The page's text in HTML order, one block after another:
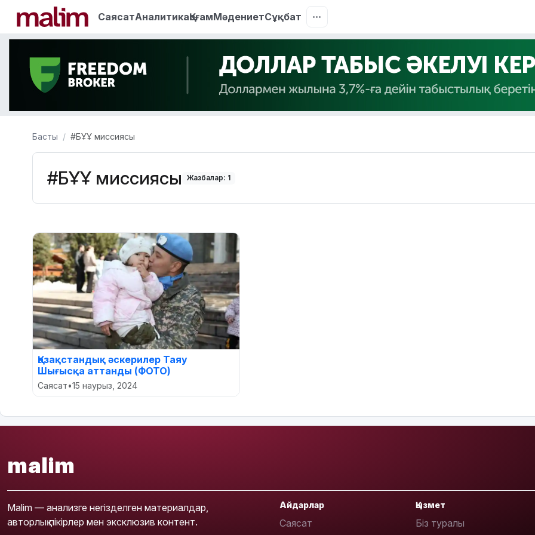
СаясатАналитикаҚоғамМәдениетСұқбат
Басты #БҰҰ миссиясы
#БҰҰ миссиясы Жазбалар: 1
Қазақстандық әскерилер Таяу
Шығысқа аттанды (ФОТО)
Саясат•15 наурыз, 2024
malim
Malim — анализге негізделген материалдар,
авторлық пікірлер мен эксклюзив контент.
Айдарлар
Саясат
Қызмет
Біз туралы